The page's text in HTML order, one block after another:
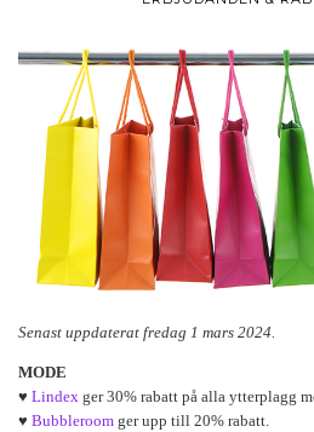
Senast uppdaterat fredag 1 mars 2024.
MODE
♥ Lindex ger 30% rabatt på alla ytterplagg
♥ Bubbleroom ger upp till 20% rabatt.